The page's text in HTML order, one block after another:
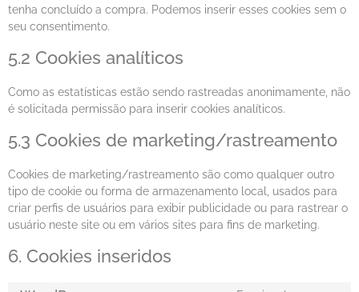
tenha concluído a compra. Podemos inserir esses cookies sem o
seu consentimento.
5.2 Cookies analíticos
Como as estatísticas estão sendo rastreadas anonimamente, não
é solicitada permissão para inserir cookies analíticos.
5.3 Cookies de marketing/rastreamento
Cookies de marketing/rastreamento são como qualquer outro
tipo de cookie ou forma de armazenamento local, usados para
criar perfis de usuários para exibir publicidade ou para rastrear o
usuário neste site ou em vários sites para fins de marketing.
6. Cookies inseridos